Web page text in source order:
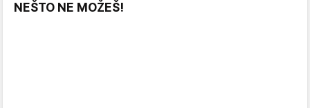
NEŠTO NE MOŽEŠ!